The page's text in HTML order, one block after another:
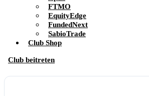
FTMO
EquityEdge
FundedNext
SabioTrade
Club Shop
Club beitreten